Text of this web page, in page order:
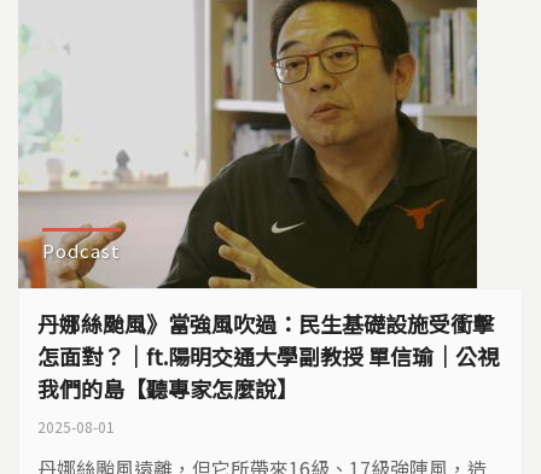
Podcast
丹娜絲颱風》當強風吹過：民生基礎設施受衝擊
怎面對？｜ft.陽明交通大學副教授 單信瑜｜公視
我們的島【聽專家怎麼說】
2025-08-01
丹娜絲颱風遠離，但它所帶來16級、17級強陣風，造